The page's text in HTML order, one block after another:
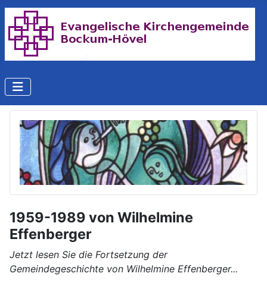
1959-1989 von Wilhelmine
Effenberger
Jetzt lesen Sie die Fortsetzung der
Gemeindegeschichte von Wilhelmine Effenberger...